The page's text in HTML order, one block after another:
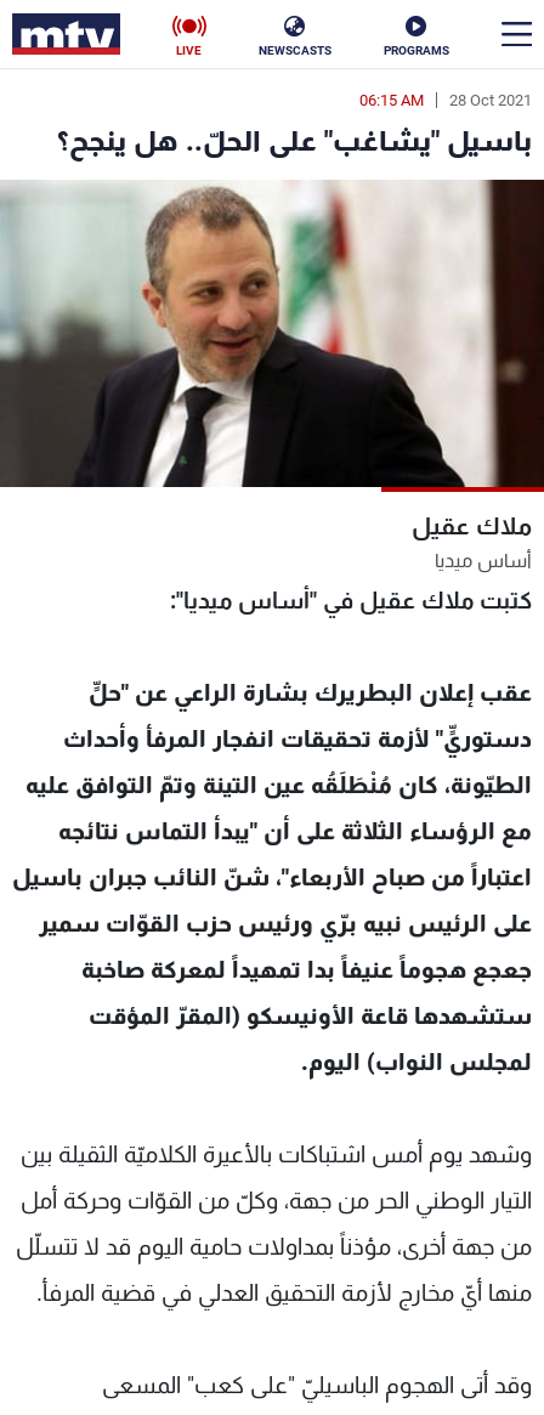
PROGRAMS
NEWSCASTS
LIVE
28 Oct 2021
06:15 AM
باسيل "يشاغب" على الحلّ.. هل ينجح؟
ملاك عقيل
أساس ميديا
كتبت ملاك عقيل في "أساس ميديا":
عقب إعلان البطريرك بشارة الراعي عن "حلٍّ
دستوريٍّ" لأزمة تحقيقات انفجار المرفأ وأحداث
الطيّونة، كان مُنْطَلَقُه عين التينة وتمّ التوافق عليه
مع الرؤساء الثلاثة على أن "يبدأ التماس نتائجه
اعتباراً من صباح الأربعاء"، شنّ النائب جبران باسيل
على الرئيس نبيه برّي ورئيس حزب القوّات سمير
جعجع هجوماً عنيفاً بدا تمهيداً لمعركة صاخبة
ستشهدها قاعة الأونيسكو (المقرّ المؤقت
لمجلس النواب) اليوم.
وشهد يوم أمس اشتباكات بالأعيرة الكلاميّة الثقيلة بين
التيار الوطني الحر من جهة، وكلّ من القوّات وحركة أمل
من جهة أخرى، مؤذناً بمداولات حامية اليوم قد لا تتسلّل
منها أيّ مخارج لأزمة التحقيق العدلي في قضية المرفأ.
وقد أتى الهجوم الباسيليّ "على كعب" المسعى
en
الأخبار
ناس
فن
رياضة
جدول البرامج
شاهد البرامج
الترددات
عن MTV
الإنـتـاج
لاعلاناتكم
وظائف
تواصل معنا
شروط الإسـتخدام